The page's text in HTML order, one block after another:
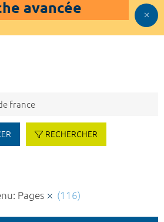
avancée
RECHERCHER
Pages (116)